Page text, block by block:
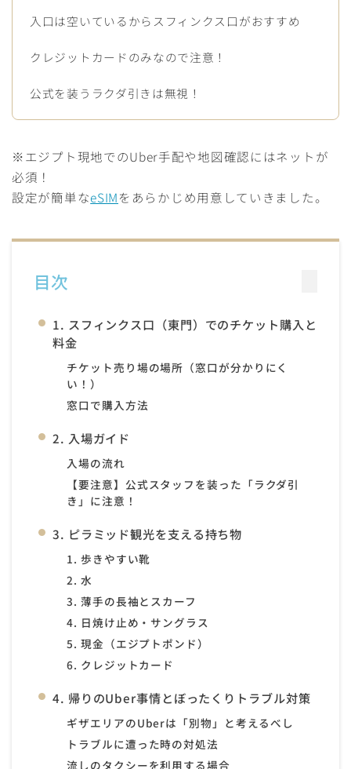
入口は空いているからスフィンクス口がおすすめ
クレジットカードのみなので注意！
公式を装うラクダ引きは無視！
※エジプト現地でのUber手配や地図確認にはネットが
必須！
設定が簡単なeSIMをあらかじめ用意していきました。
目次
1. スフィンクス口（東門）でのチケット購入と
料金
チケット売り場の場所（窓口が分かりにく
い！）
窓口で購入方法
2. 入場ガイド
入場の流れ
【要注意】公式スタッフを装った「ラクダ引
き」に注意！
3. ピラミッド観光を支える持ち物
1. 歩きやすい靴
2. 水
3. 薄手の長袖とスカーフ
4. 日焼け止め・サングラス
5. 現金（エジプトポンド）
6. クレジットカード
4. 帰りのUber事情とぼったくりトラブル対策
ギザエリアのUberは「別物」と考えるべし
トラブルに遭った時の対処法
流しのタクシーを利用する場合